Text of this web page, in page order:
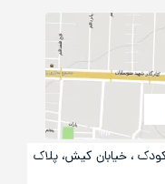
کودک ، خیابان کیش، پلاک